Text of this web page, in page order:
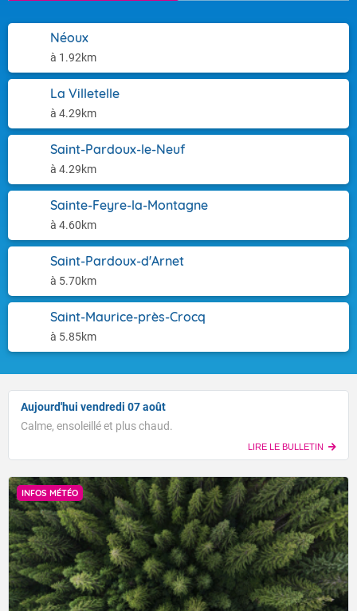
Néoux
à 1.92km
La Villetelle
à 4.29km
Saint-Pardoux-le-Neuf
à 4.29km
Sainte-Feyre-la-Montagne
à 4.60km
Saint-Pardoux-d'Arnet
à 5.70km
Saint-Maurice-près-Crocq
à 5.85km
Aujourd'hui vendredi 07 août
Calme, ensoleillé et plus chaud.
LIRE LE BULLETIN
INFOS MÉTÉO